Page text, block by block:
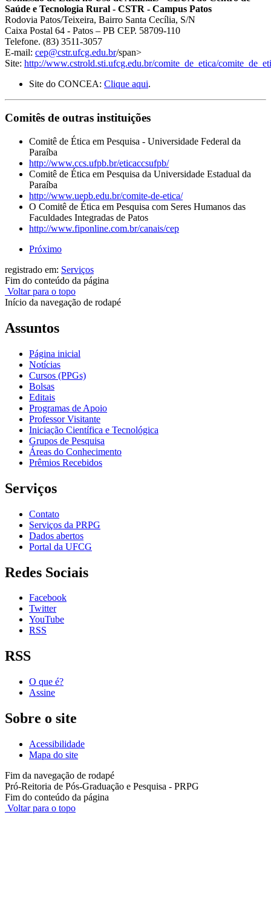
Saúde e Tecnologia Rural - CSTR - Campus Patos
Rodovia Patos/Teixeira, Bairro Santa Cecília, S/N
Caixa Postal 64 - Patos – PB CEP. 58709-110
Telefone. (83) 3511-3057
E-mail: cep@cstr.ufcg.edu.br/span>
Site: http://www.cstrold.sti.ufcg.edu.br/comite_de_etica/
Site do CONCEA: Clique aqui.
Comitês de outras instituições
Comitê de Ética em Pesquisa - Universidade Federal da
Paraíba
http://www.ccs.ufpb.br/eticaccsufpb/
Comitê de Ética em Pesquisa da Universidade Estadual da
Paraíba
http://www.uepb.edu.br/comite-de-etica/
O Comitê de Ética em Pesquisa com Seres Humanos das
Faculdades Integradas de Patos
http://www.fiponline.com.br/canais/cep
Próximo
registrado em: Serviços
Fim do conteúdo da página
Voltar para o topo
Início da navegação de rodapé
Assuntos
Página inicial
Notícias
Cursos (PPGs)
Bolsas
Editais
Programas de Apoio
Professor Visitante
Iniciação Científica e Tecnológica
Grupos de Pesquisa
Áreas do Conhecimento
Prêmios Recebidos
Serviços
Contato
Serviços da PRPG
Dados abertos
Portal da UFCG
Redes Sociais
Facebook
Twitter
YouTube
RSS
RSS
O que é?
Assine
Sobre o site
Acessibilidade
Mapa do site
Fim da navegação de rodapé
Pró-Reitoria de Pós-Graduação e Pesquisa - PRPG
Fim do conteúdo da página
Voltar para o topo